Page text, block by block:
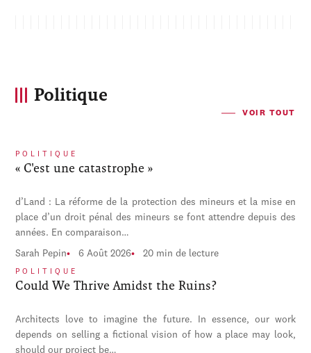
Politique
VOIR TOUT
POLITIQUE
« C'est une catastrophe »
d’Land : La réforme de la protection des mineurs et la mise en
place d’un droit pénal des mineurs se font attendre depuis des
années. En comparaison…
Sarah Pepin 6 Août 2026 20 min de lecture
POLITIQUE
Could We Thrive Amidst the Ruins?
Architects love to imagine the future. In essence, our work
depends on selling a fictional vision of how a place may look,
should our project be…